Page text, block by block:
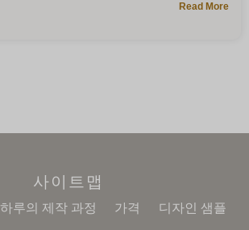
Read More
사이트맵
하루의 제작 과정 가격 디자인 샘플